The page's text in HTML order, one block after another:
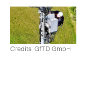
Credits: GfTD GmbH